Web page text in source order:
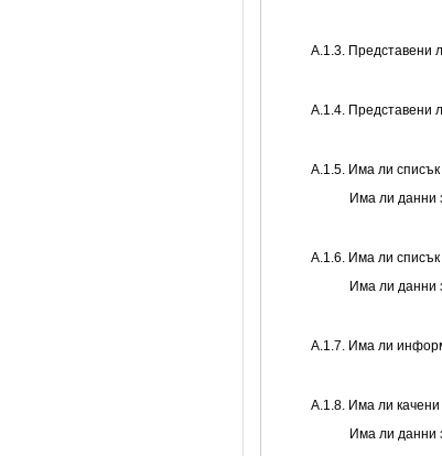
А.1.3. Представени
А.1.4. Представени
А.1.5. Има ли
Има ли данни
А.1.6. Има ли
Има ли данни
А.1.7. Има ли
А.1.8. Има ли
Има ли данни